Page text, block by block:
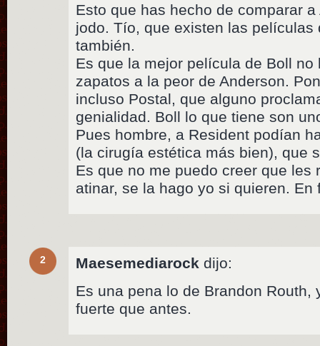
Esto que has hecho de comparar
jodo. Tío, que existen las películas
también.
Es que la mejor película de Boll
zapatos a la peor de Anderson.
incluso Postal, que alguno
genialidad. Boll lo que tiene son
Pues hombre, a Resident podían
(la cirugía estética más bien), que
Es que no me puedo creer que les
atinar, se la hago yo si quieren.
2 Maesemediarock dijo:
Es una pena lo de Brandon Routh,
fuerte que antes.